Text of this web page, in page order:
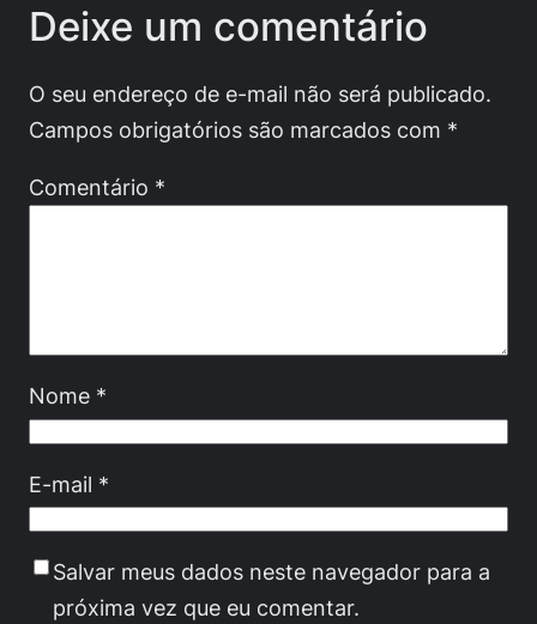
Deixe um comentário
O seu endereço de e-mail não será publicado.
Campos obrigatórios são marcados com *
Comentário *
Nome *
E-mail *
Salvar meus dados neste navegador para a
próxima vez que eu comentar.